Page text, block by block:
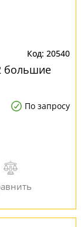
20540
большие
По запросу